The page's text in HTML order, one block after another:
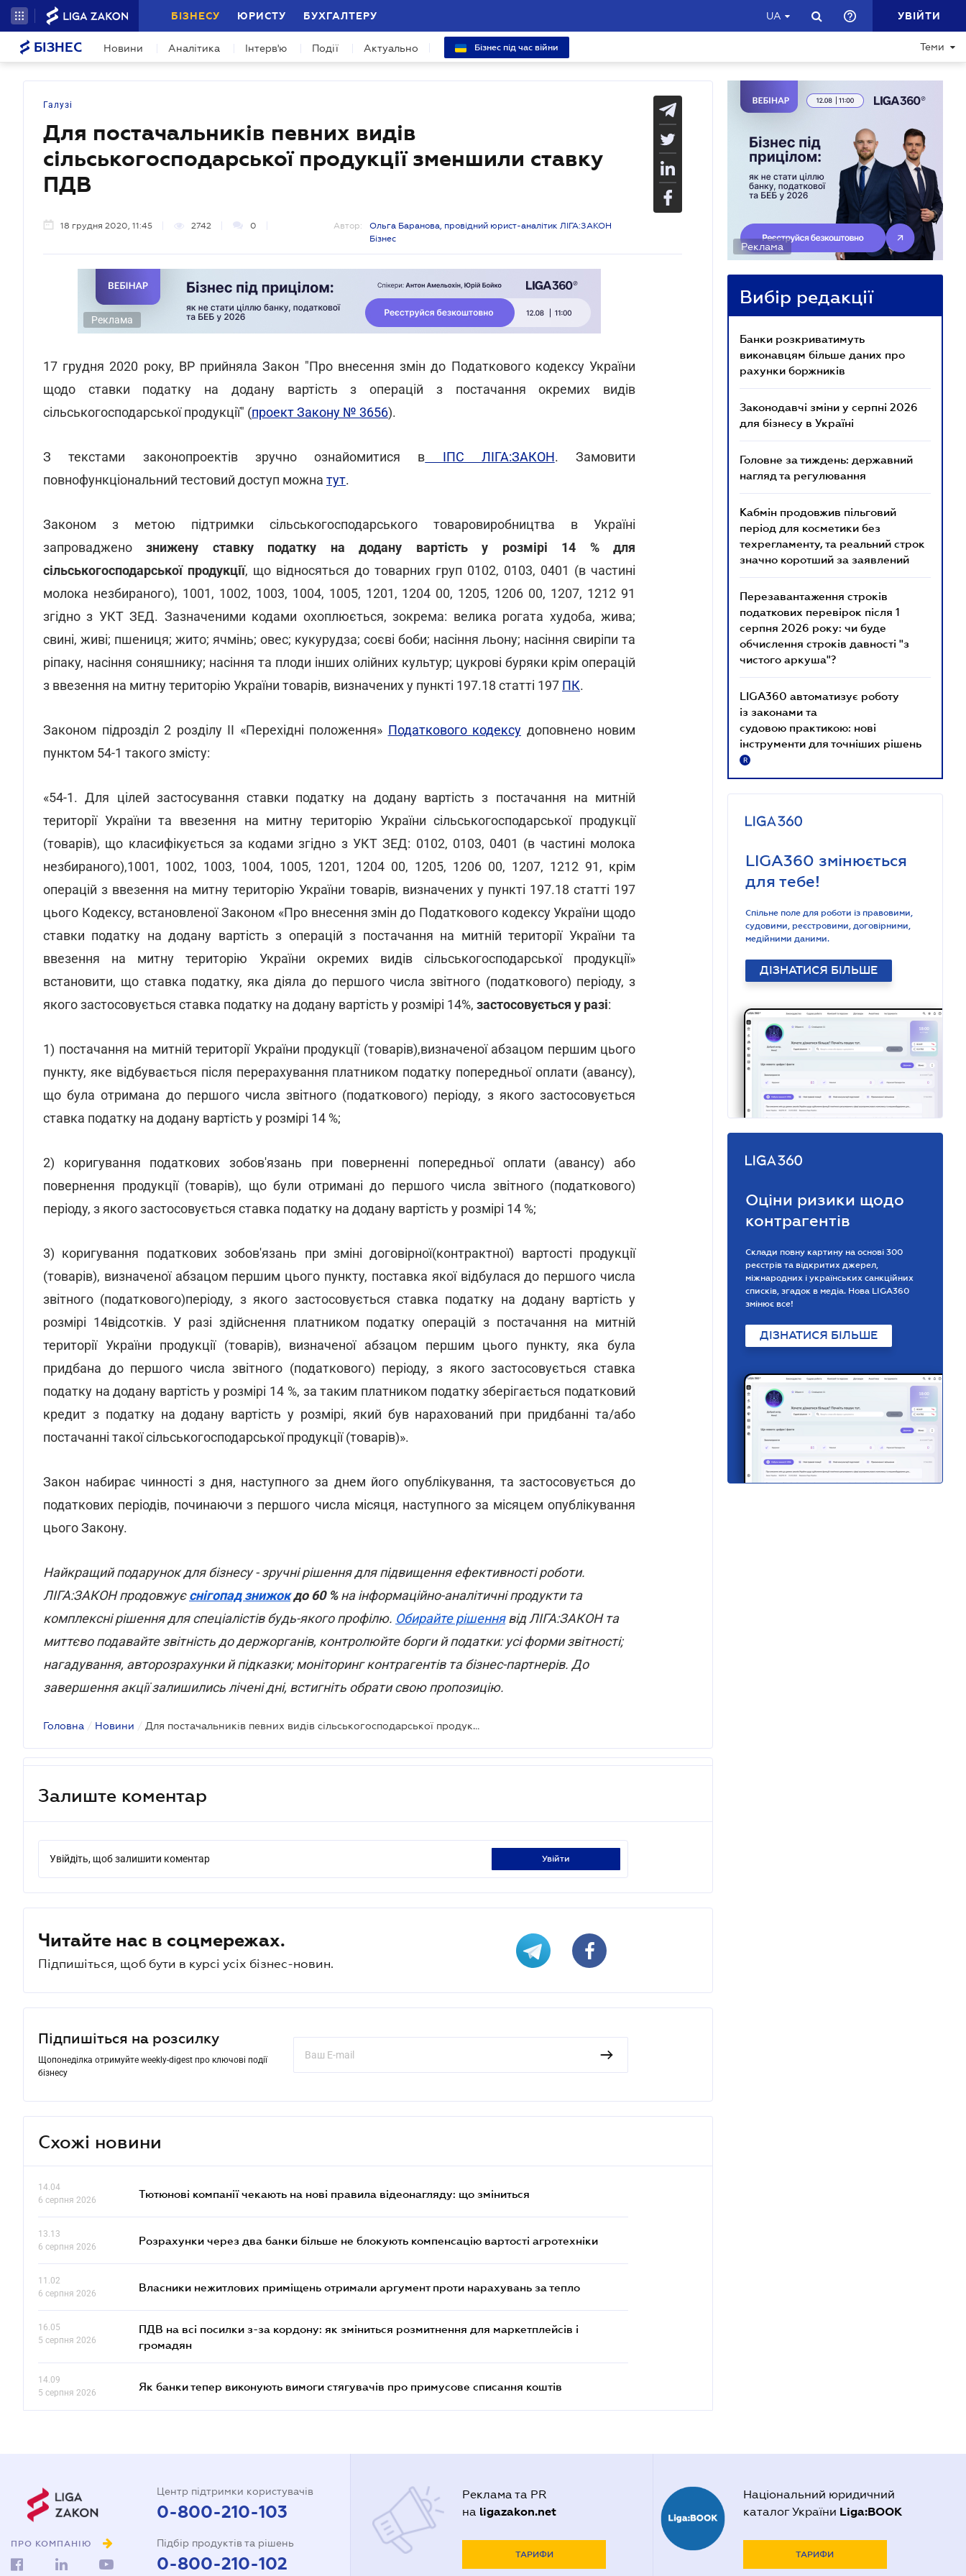
БІЗНЕСУ ЮРИСТУ БУХГАЛТЕРУ UA УВІЙТИ
БІЗНЕС Новини Аналітика Інтерв'ю Події Актуально Бізнес під час війни Теми
Галузі
Для постачальників певних видів
сільськогосподарської продукції зменшили ставку
ПДВ
18 грудня 2020, 11:45 2742 0 Автор:
Ольга Баранова, провідний юрист-аналітик ЛІГА:ЗАКОН
Бізнес
Реклама
17 грудня 2020 року, ВР прийняла Закон "Про внесення змін до Податкового кодексу України
щодо ставки податку на додану вартість з операцій з постачання окремих видів
сільськогосподарської продукції" (проект Закону № 3656).
З текстами законопроектів зручно ознайомитися в ІПС ЛІГА:ЗАКОН. Замовити
повнофункціональний тестовий доступ можна тут.
Законом з метою підтримки сільськогосподарського товаровиробництва в Україні
запровадженознижену ставку податку на додану вартість у розмірі 14 % для
сільськогосподарської продукції, що відносяться до товарних груп 0102, 0103, 0401 (в частині
молока незбираного), 1001, 1002, 1003, 1004, 1005, 1201, 1204 00, 1205, 1206 00, 1207, 1212 91
згідно з УКТ ЗЕД. Зазначеними кодами охоплюється, зокрема: велика рогата худоба, жива;
свині, живі; пшениця; жито; ячмiнь; овес; кукурудза; соєвi боби; насiння льону; насiння свирiпи та
ріпаку, насiння соняшнику; насiння та плоди iнших олiйних культур; цукрові буряки крім операцій
з ввезення на митну територію України товарів, визначених у пункті 197.18 статті 197 ПК.
Законом підрозділ 2 розділу II «Перехідні положення» Податкового кодексу доповнено новим
пунктом 54-1 такого змісту:
«54-1. Для цілей застосування ставки податку на додану вартість з постачання на митній
території України та ввезення на митну територію України сільськогосподарської продукції
(товарів), що класифікується за кодами згідно з УКТ ЗЕД: 0102, 0103, 0401 (в частині молока
незбираного),1001, 1002, 1003, 1004, 1005, 1201, 1204 00, 1205, 1206 00, 1207, 1212 91, крім
операцій з ввезення на митну територію України товарів, визначених у пункті 197.18 статті 197
цього Кодексу, встановленої Законом «Про внесення змін до Податкового кодексу України щодо
ставки податку на додану вартість з операцій з постачання на митній території України та
ввезення на митну територію України окремих видів сільськогосподарської продукції»
встановити, що ставка податку, яка діяла до першого числа звітного (податкового) періоду, з
якого застосовується ставка податку на додану вартість у розмірі 14%, застосовується у разі:
1) постачання на митній території України продукції (товарів),визначеної абзацом першим цього
пункту, яке відбувається після перерахування платником податку попередньої оплати (авансу),
що була отримана до першого числа звітного (податкового) періоду, з якого застосовується
ставка податку на додану вартість у розмірі 14 %;
2) коригування податкових зобов'язань при поверненні попередньої оплати (авансу) або
повернення продукції (товарів), що були отримані до першого числа звітного (податкового)
періоду, з якого застосовується ставка податку на додану вартість у розмірі 14 %;
3) коригування податкових зобов'язань при зміні договірної(контрактної) вартості продукції
(товарів), визначеної абзацом першим цього пункту, поставка якої відбулася до першого числа
звітного (податкового)періоду, з якого застосовується ставка податку на додану вартість у
розмірі 14відсотків. У разі здійснення платником податку операцій з постачання на митній
території України продукції (товарів), визначеної абзацом першим цього пункту, яка була
придбана до першого числа звітного (податкового) періоду, з якого застосовується ставка
податку на додану вартість у розмірі 14 %, за таким платником податку зберігається податковий
кредит з податку на додану вартість у розмірі, який був нарахований при придбанні та/або
постачанні такої сільськогосподарської продукції (товарів)».
Закон набирає чинності з дня, наступного за днем його опублікування, та застосовується до
податкових періодів, починаючи з першого числа місяця, наступного за місяцем опублікування
цього Закону.
Найкращий подарунок для бізнесу - зручні рішення для підвищення ефективності роботи.
ЛІГА:ЗАКОН продовжуєснігопад знижокдо 60 %на інформаційно-аналітичні продукти та
комплексні рішення для спеціалістів будь-якого профілю. Обирайте рішеннявід ЛІГА:ЗАКОН та
миттєво подавайте звітність до держорганів, контролюйте борги й податки: усі форми звітності;
нагадування, авторозрахунки й підказки; моніторинг контрагентів та бізнес-партнерів. До
завершення акції залишились лічені дні, встигніть обрати свою пропозицію.
Головна / Новини / Для постачальників певних видів сільськогосподарської продукції зменшили ставку ПДВ
Залиште коментар
Увійдіть, щоб залишити коментар увійти
Читайте нас в соцмережах.
Підпишіться, щоб бути в курсі усіх бізнес-новин.
Підпишіться на розсилку
Щопонеділка отримуйте weekly-digest про ключові події
бізнесу
Схожі новини
14.04
6 серпня 2026
Тютюнові компанії чекають на нові правила відеонагляду: що зміниться
13.13
6 серпня 2026
Розрахунки через два банки більше не блокують компенсацію вартості агротехніки
11.02
6 серпня 2026
Власники нежитлових приміщень отримали аргумент проти нарахувань за тепло
16.05
5 серпня 2026
ПДВ на всі посилки з-за кордону: як зміниться розмитнення для маркетплейсів і
громадян
14.09
5 серпня 2026
Як банки тепер виконують вимоги стягувачів про примусове списання коштів
Реклама
Вибір редакції
Банки розкриватимуть
виконавцям більше даних про
рахунки боржників
Законодавчі зміни у серпні 2026
для бізнесу в Україні
Головне за тиждень: державний
нагляд та регулювання
Кабмін продовжив пільговий
період для косметики без
техрегламенту, та реальний строк
значно коротший за заявлений
Перезавантаження строків
податкових перевірок після 1
серпня 2026 року: чи буде
обчислення строків давності "з
чистого аркуша"?
LIGA360 автоматизує роботу
із законами та
судовою практикою: нові
інструменти для точніших рішень
R
LIGA360 змінюється
для тебе!
Спільне поле для роботи із правовими,
судовими, реєстровими, договірними,
медійними даними.
ДІЗНАТИСЯ БІЛЬШЕ
Оціни ризики щодо
контрагентів
Склади повну картину на основі 300
реєстрів та відкритих джерел,
міжнародних і українських санкційних
списків, згадок в медіа. Нова LIGA360
змінює все!
ДІЗНАТИСЯ БІЛЬШЕ
ПРО КОМПАНІЮ
Центр підтримки користувачів
0-800-210-103
Підбір продуктів та рішень
0-800-210-102
Реклама та PR
на ligazakon.net
ТАРИФИ
Національний юридичний
каталог України Liga:BOOK
ТАРИФИ